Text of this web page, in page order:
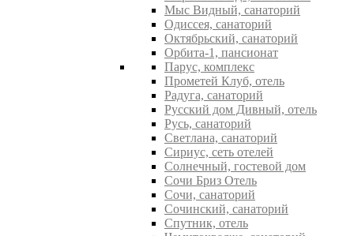
Мыс Видный, санаторий
Одиссея, санаторий
Октябрьский, санаторий
Орбита-1, пансионат
Парус, комплекс
Прометей Клуб, отель
Радуга, санаторий
Русский дом Дивный, отель
Русь, санаторий
Светлана, санаторий
Сириус, сеть отелей
Солнечный, гостевой дом
Сочи Бриз Отель
Сочи, санаторий
Сочинский, санаторий
Спутник, отель